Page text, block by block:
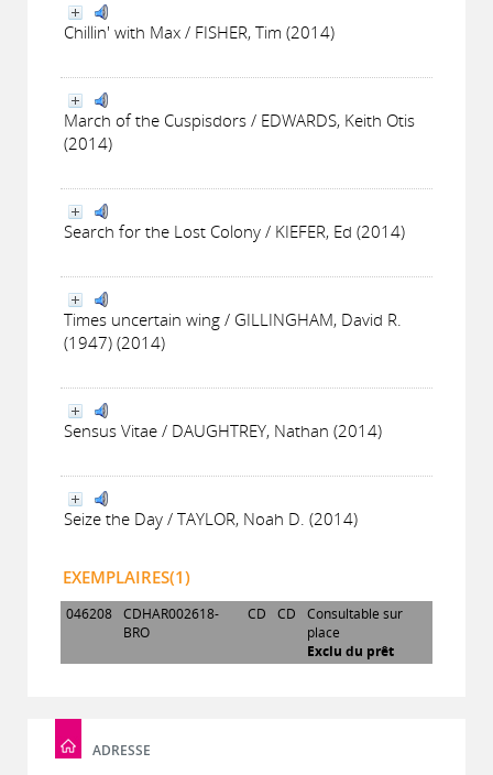
Chillin' with Max / FISHER, Tim (2014)
March of the Cuspisdors / EDWARDS, Keith Otis
(2014)
Search for the Lost Colony / KIEFER, Ed (2014)
Times uncertain wing / GILLINGHAM, David R.
(1947) (2014)
Sensus Vitae / DAUGHTREY, Nathan (2014)
Seize the Day / TAYLOR, Noah D. (2014)
EXEMPLAIRES(1)
046208 CDHAR002618-
BRO
CD CD
Consultable sur
place
Exclu du prêt
ADRESSE